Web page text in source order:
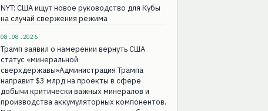
NYT: США ищут новое руководство для Кубы
на случай свержения режима
08.08.2026
Трамп заявил о намерении вернуть США
статус «минеральной
сверхдержавы»Администрация Трампа
направит $3 млрд на проекты в сфере
добычи критически важных минералов и
производства аккумуляторных компонентов.